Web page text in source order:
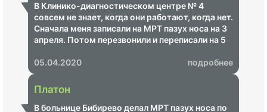
В Клинико-диагностическом центре № 4
совсем не знает, когда они работают, когда нет.
Сначала меня записали на МРТ пазух носа на 3
апреля. Потом перезвонили и переписали на 5
что все-таки 3, но на 30 минут попозже. Потом
5 апреля. Я сказал, ну уж нет. Спасибо. Вы пока
решите, работаете вы или нет, а потом
записывайте клиентов.
05.04.2020 подробнее
Платон
В больнице Бибирево делал МРТ пазух носа по